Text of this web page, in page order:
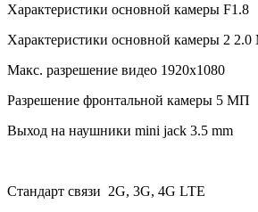
Характеристики основной камеры F1.8
Характеристики основной камеры 2
Макс. разрешение видео 1920x1080
Разрешение фронтальной камеры 5 МП
Выход на наушники mini jack 3.5 mm
Стандарт связи 2G, 3G, 4G LTE